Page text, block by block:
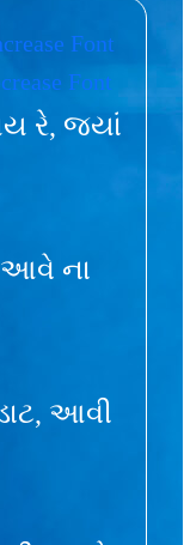
રે, જ્યાં
આવે ના
આવી